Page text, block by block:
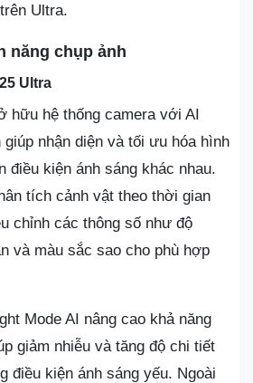
Ultra.
năng chụp ảnh
Ultra
hữu hệ thống camera với AI
nhận diện và tối ưu hóa hình
điều kiện ánh sáng khác nhau.
tích cảnh vật theo thời gian
chỉnh các thông số như độ
và màu sắc sao cho phù hợp
Mode AI nâng cao khả năng
giảm nhiễu và tăng độ chi tiết
điều kiện ánh sáng yếu. Ngoài